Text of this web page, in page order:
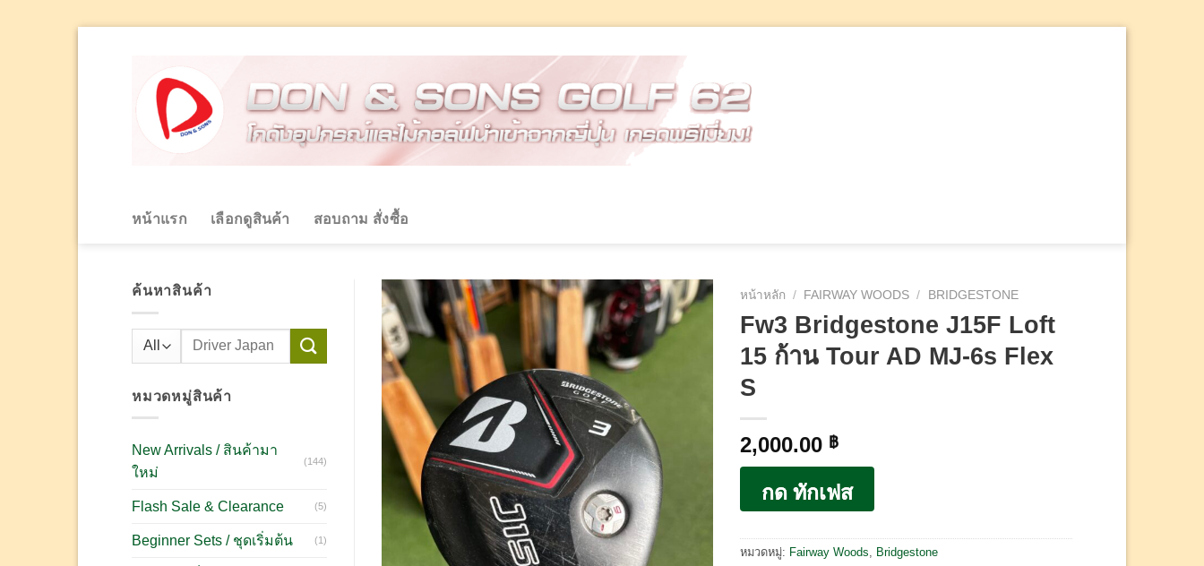
หน้าแรก เลือกดูสินค้า สอบถาม สั่งซื้อ
ค้นหาสินค้า
ค้นหา:
หมวดหมู่สินค้า
New Arrivals / สินค้ามา
ใหม่
(144)
Flash Sale & Clearance (5)
Beginner Sets / ชุดเริ่มต้น (1)
หน้าหลัก / FAIRWAY WOODS / BRIDGESTONE
Fw3 Bridgestone J15F Loft
15 ก้าน Tour AD MJ-6s Flex
S
2,000.00 ฿
กด ทักเฟส
หมวดหมู่: Fairway Woods Bridgestone